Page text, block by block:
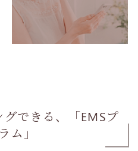
できる、「EMSプ
ム」